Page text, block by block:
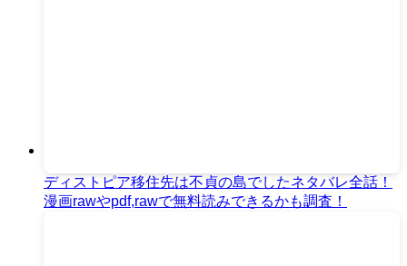
ディストピア移住先は不貞の島でしたネタバレ全話！
漫画rawやpdf,rawで無料読みできるかも調査！